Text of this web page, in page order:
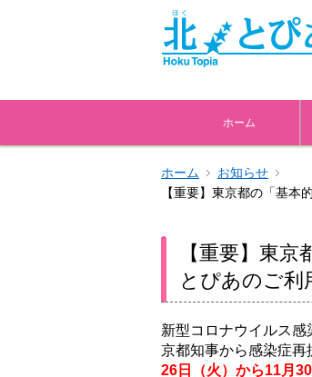
ホーム
ホーム
お知らせ
【重要】東京都の「基本
【重要】東
とぴあのご利
新型コロナウイルス
京都知事から感染症
26日（火）から11月30